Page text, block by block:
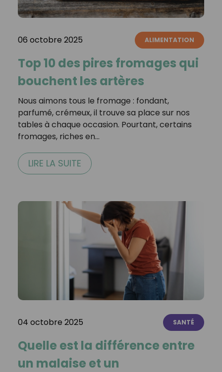
06 octobre 2025 ALIMENTATION
Top 10 des pires fromages qui
bouchent les artères
Nous aimons tous le fromage : fondant,
parfumé, crémeux, il trouve sa place sur nos
tables à chaque occasion. Pourtant, certains
fromages, riches en…
LIRE LA SUITE
04 octobre 2025 SANTÉ
Quelle est la différence entre
un malaise et un